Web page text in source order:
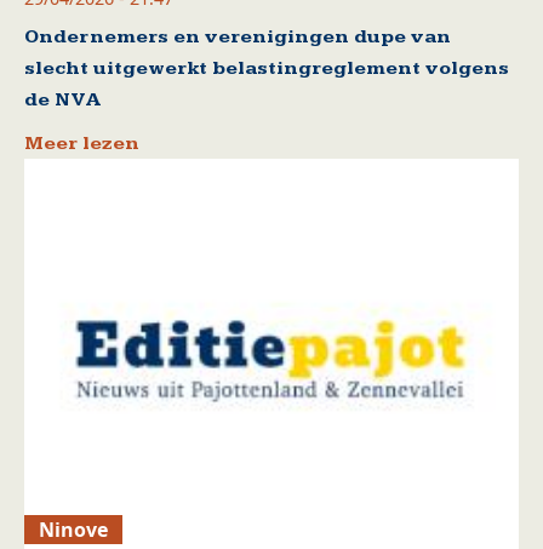
Ondernemers en verenigingen dupe van
slecht uitgewerkt belastingreglement volgens
de NVA
Meer lezen
Ninove